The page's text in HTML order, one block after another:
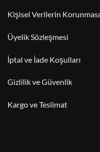
Kişisel Verilerin Korunması
Üyelik Sözleşmesi
İptal ve İade Koşulları
Gizlilik ve Güvenlik
Kargo ve Teslimat